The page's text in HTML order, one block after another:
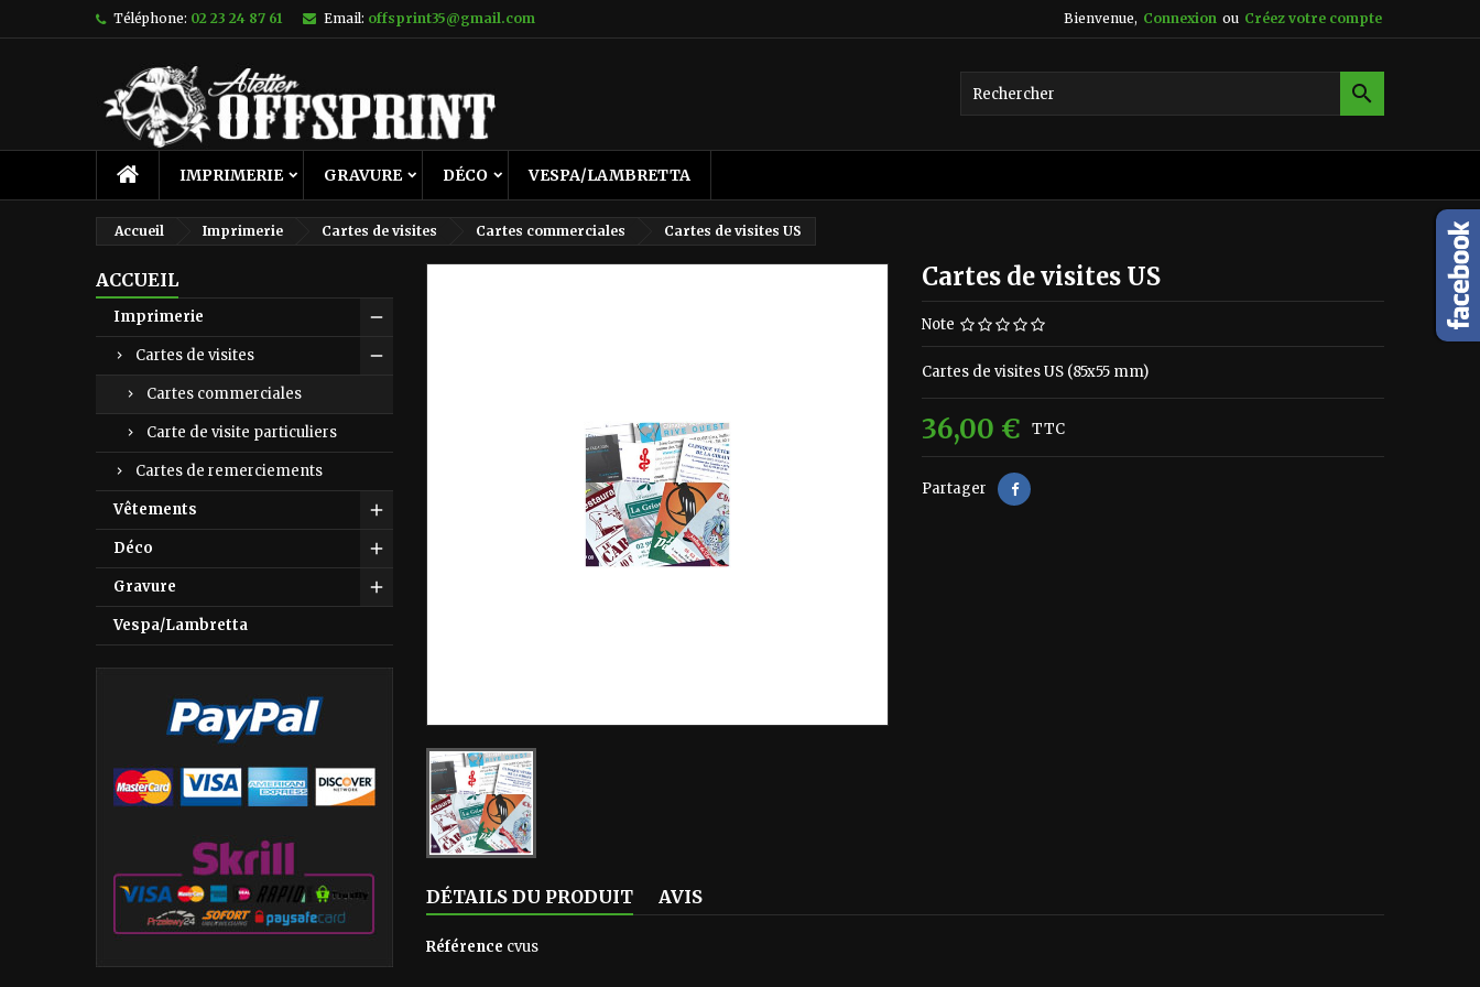
Téléphone: 02 23 24 87 61 Email: offsprint35@gmail.com Bienvenue, Connexion ou Créez votre compte

IMPRIMERIE GRAVURE DÉCO VESPA/LAMBRETTA
Accueil Imprimerie Cartes de visites Cartes commerciales Cartes de visites US
ACCUEIL
Imprimerie
Cartes de visites
Cartes commerciales
Carte de visite particuliers
Cartes de remerciements
Vêtements
Déco
Gravure
Vespa/Lambretta
Cartes de visites US
Note
Cartes de visites US (85x55 mm)
36,00 € TTC
Partager
DÉTAILS DU PRODUIT AVIS
Référence cvus